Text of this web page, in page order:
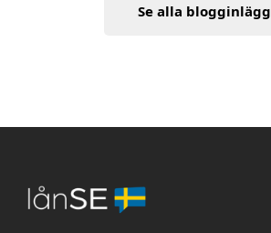
Se alla blogginlägg